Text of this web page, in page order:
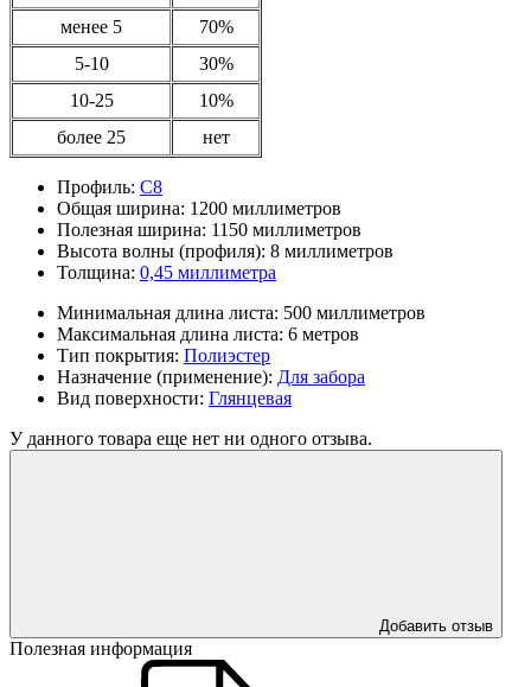
менее 5
70%
5-10
30%
10-25
10%
более 25
нет
Профиль: С8
Общая ширина: 1200 миллиметров
Полезная ширина: 1150 миллиметров
Высота волны (профиля): 8 миллиметров
Толщина: 0,45 миллиметра
Минимальная длина листа: 500 миллиметров
Максимальная длина листа: 6 метров
Тип покрытия: Полиэстер
Назначение (применение): Для забора
Вид поверхности: Глянцевая
У данного товара еще нет ни одного отзыва.
Добавить отзыв
Полезная информация